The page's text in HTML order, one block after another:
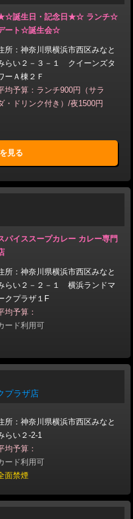
誕生日・記念日★☆ ランチ☆
ート☆誕生会☆
所：神奈川県横浜市西区みなと
らい２－３－１ クイーンズタ
ーＡ棟２Ｆ
均予算：ランチ900円（サラ
・ドリンク付き）/夜1500円
見る
パイススープカレー カレー専門
所：神奈川県横浜市西区みなと
らい２－２－１ 横浜ランドマ
クプラザ１F
均予算：
ード利用可
プラザ店
所：神奈川県横浜市西区みなと
らい２-2-1
均予算：
ード利用可
面禁煙